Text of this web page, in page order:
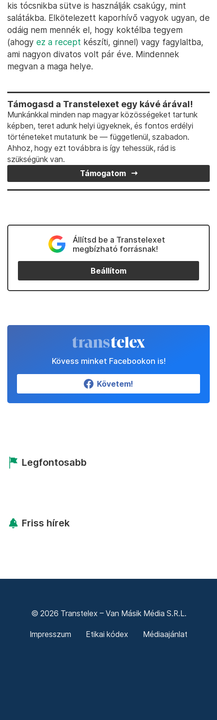
kis tócsnikba sütve is használják csakúgy, mint
salátákba. Elkötelezett kaporhívő vagyok ugyan, de
odáig nem mennék el, hogy koktélba tegyem
(ahogy ez a recept készíti, ginnel) vagy fagylaltba,
ami nagyon divatos volt pár éve. Mindennek
megvan a maga helye.
Támogasd a Transtelexet egy kávé árával!
Munkánkkal minden nap magyar közösségeket tartunk
képben, teret adunk helyi ügyeknek, és fontos erdélyi
történeteket mutatunk be — függetlenül, szabadon.
Ahhoz, hogy ezt továbbra is így tehessük, rád is
szükségünk van.
Támogatom
Állítsd be a Transtelexet
megbízható forrásnak!
Beállítom
Kövess minket Facebookon is!
Követem!
Legfontosabb
Friss hírek
© 2026 Transtelex – Van Másik Média S.R.L.
Impresszum Etikai kódex Médiaajánlat